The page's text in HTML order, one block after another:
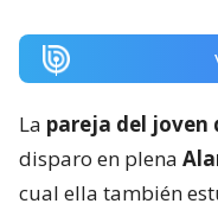
La pareja del joven
disparo en plena
cual ella también